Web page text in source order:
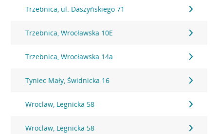
Trzebnica, ul. Daszyńskiego 71
Trzebnica, Wrocławska 10E
Trzebnica, Wrocławska 14a
Tyniec Mały, Świdnicka 16
Wroclaw, Legnicka 58
Wroclaw, Legnicka 58